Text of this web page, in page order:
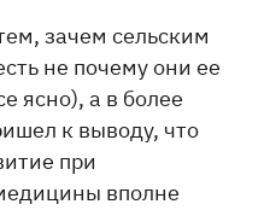
зачем сельским
не почему они ее
ясно), а в более
к выводу, что
при
вполне